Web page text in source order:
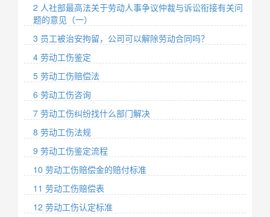
2 人社部最高法关于劳动人事争议仲裁与诉讼衔接有关问
题的意见（一）
3 员工被治安拘留，公司可以解除劳动合同吗？
4 劳动工伤鉴定
5 劳动工伤赔偿法
6 劳动工伤咨询
7 劳动工伤纠纷找什么部门解决
8 劳动工伤法规
9 劳动工伤鉴定流程
10 劳动工伤赔偿金的赔付标准
11 劳动工伤赔偿表
12 劳动工伤认定标准